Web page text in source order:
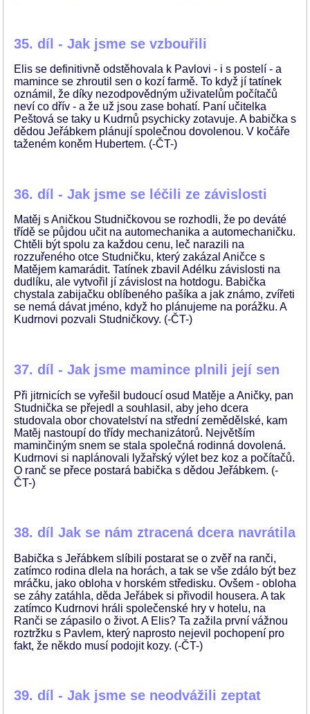
35. díl - Jak jsme se vzbouřili
Elis se definitivně odstěhovala k Pavlovi - i s postelí - a
mamince se zhroutil sen o kozí farmě. To když jí tatínek
oznámil, že díky nezodpovědným uživatelům počítačů
neví co dřív - a že už jsou zase bohatí. Paní učitelka
Peštová se taky u Kudrnů psychicky zotavuje. A babička s
dědou Jeřábkem plánují společnou dovolenou. V kočáře
taženém koněm Hubertem. (-ČT-)
36. díl - Jak jsme se léčili ze závislosti
Matěj s Aničkou Studničkovou se rozhodli, že po deváté
třídě se půjdou učit na automechanika a automechaničku.
Chtěli být spolu za každou cenu, leč narazili na
rozzuřeného otce Studničku, který zakázal Aničce s
Matějem kamarádit. Tatínek zbavil Adélku závislosti na
dudlíku, ale vytvořil jí závislost na hotdogu. Babička
chystala zabijačku oblíbeného pašíka a jak známo, zvířeti
se nemá dávat jméno, když ho plánujeme na porážku. A
Kudrnovi pozvali Studničkovy. (-ČT-)
37. díl - Jak jsme mamince plnili její sen
Při jitrnicích se vyřešil budoucí osud Matěje a Aničky, pan
Studnička se přejedl a souhlasil, aby jeho dcera
studovala obor chovatelství na střední zemědělské, kam
Matěj nastoupí do třídy mechanizátorů. Největším
maminčiným snem se stala společná rodinná dovolená.
Kudrnovi si naplánovali lyžařský výlet bez koz a počítačů.
O ranč se přece postará babička s dědou Jeřábkem. (-
ČT-)
38. díl Jak se nám ztracená dcera navrátila
Babička s Jeřábkem slíbili postarat se o zvěř na ranči,
zatímco rodina dlela na horách, a tak se vše zdálo být bez
mráčku, jako obloha v horském středisku. Ovšem - obloha
se záhy zatáhla, děda Jeřábek si přivodil housera. A tak
zatímco Kudrnovi hráli společenské hry v hotelu, na
Ranči se zápasilo o život. A Elis? Ta zažila první vážnou
roztržku s Pavlem, který naprosto nejevil pochopení pro
fakt, že někdo musí podojit kozy. (-ČT-)
39. díl - Jak jsme se neodvážili zeptat